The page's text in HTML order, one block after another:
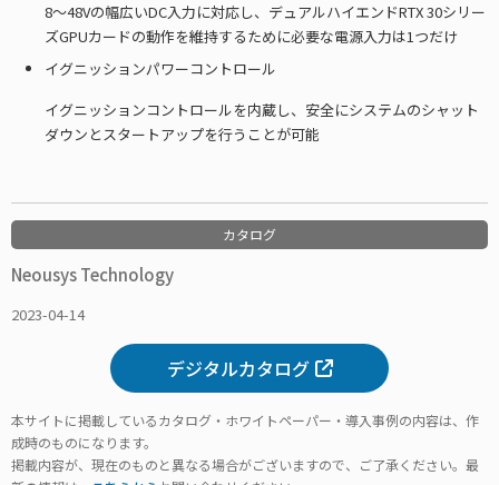
8～48Vの幅広いDC入力に対応し、デュアルハイエンドRTX 30シリー
ズGPUカードの動作を維持するために必要な電源入力は1つだけ
イグニッションパワーコントロール
イグニッションコントロールを内蔵し、安全にシステムのシャット
ダウンとスタートアップを行うことが可能
カタログ
Neousys Technology
2023-04-14
デジタルカタログ
本サイトに掲載しているカタログ・ホワイトペーパー・導入事例の内容は、作
成時のものになります。
掲載内容が、現在のものと異なる場合がございますので、ご了承ください。最